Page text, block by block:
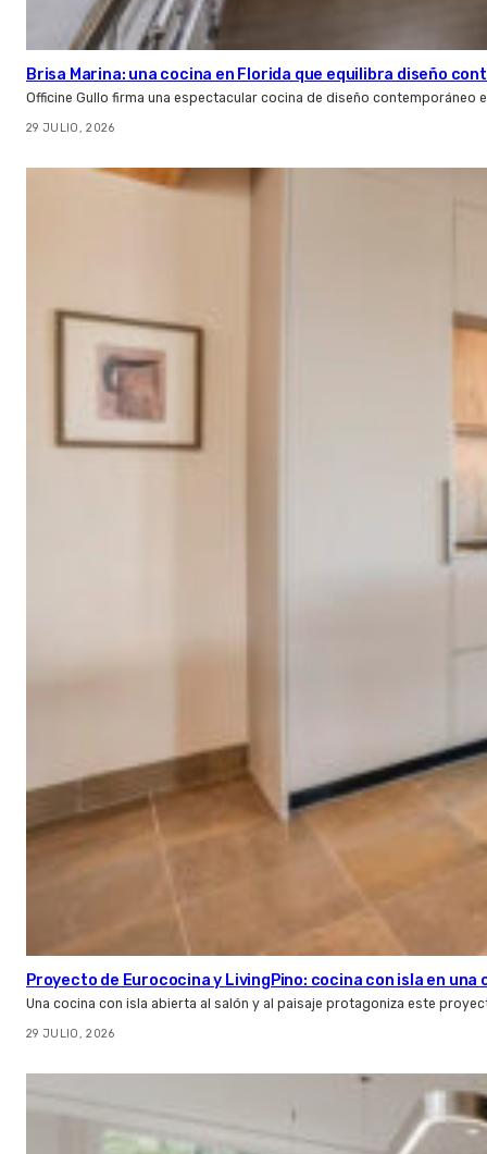
Brisa Marina: una cocina en Florida que equilibra diseño
Officine Gullo firma una espectacular cocina de diseño contemporáneo
29 JULIO, 2026
Proyecto de Eurococina y LivingPino: cocina con isla en una
Una cocina con isla abierta al salón y al paisaje protagoniza este
29 JULIO, 2026